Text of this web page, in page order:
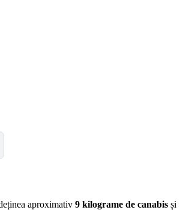
aproximativ 9 kilograme de canabis și